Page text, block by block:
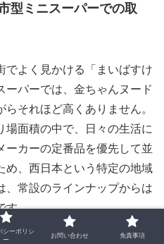
型ミニスーパーでの取
でよく見かける「まいばすけ
ーパーでは、金ちゃんヌード
それほど高くありません。
場面積の中で、日々の生活に
ーカーの定番品を優先して並
め、西日本という特定の地域
、常設のラインナップからは
す。
シーポリシ
ー
お問い合わせ 免責事項